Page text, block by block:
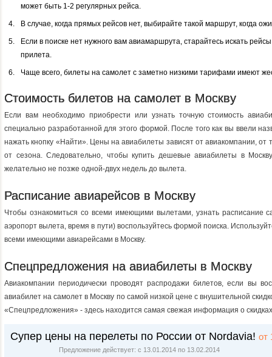
может быть 1-2 регулярных рейса.
В случае, когда прямых рейсов нет, выбирайте такой маршрут, когда
Если в поиске нет нужного вам авиамаршрута, старайтесь искать
прилета.
Чаще всего, билеты на самолет с заметно низкими тарифами имеют
Стоимость билетов на самолет в Москву
Если вам необходимо приобрести или узнать точную стоимость
специально разработанной для этого формой. После того как вы ввели
нажать кнопку «Найти». Цены на авиабилеты зависят от авиакомпании,
от сезона. Следовательно, чтобы купить дешевые авиабилеты в
желательно не позже одной-двух недель до вылета.
Расписание авиарейсов в Москву
Чтобы ознакомиться со всеми имеющими вылетами, узнать расписание
аэропорт вылета, время в пути) воспользуйтесь формой поиска.
всеми имеющими авиарейсами в Москву.
Спецпредложения на авиабилеты в Москву
Авиакомпании периодически проводят распродажи билетов, если вы
авиабилет на самолет в Москву по самой низкой цене с внушительной
«Спецпредложения» - здесь находится самая свежая информация о
Супер цены на перелеты по России от Nordavia! от
Предложение действует: с 13.01.2014 по 13.02.2014